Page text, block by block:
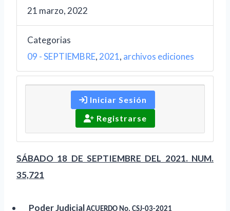
21 marzo, 2022
Categorias
09 - SEPTIEMBRE, 2021, archivos ediciones
Iniciar Sesión
Registrarse
SÁBADO 18 DE SEPTIEMBRE DEL 2021. NUM.
35,721
Poder Judicial ACUERDO No. CSJ-03-2021